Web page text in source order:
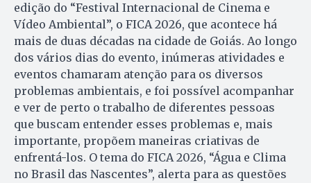
edição do “Festival Internacional de Cinema e
Vídeo Ambiental”, o FICA 2026, que acontece há
mais de duas décadas na cidade de Goiás. Ao longo
dos vários dias do evento, inúmeras atividades e
eventos chamaram atenção para os diversos
problemas ambientais, e foi possível acompanhar
e ver de perto o trabalho de diferentes pessoas
que buscam entender esses problemas e, mais
importante, propõem maneiras criativas de
enfrentá-los. O tema do FICA 2026, “Água e Clima
no Brasil das Nascentes”, alerta para as questões